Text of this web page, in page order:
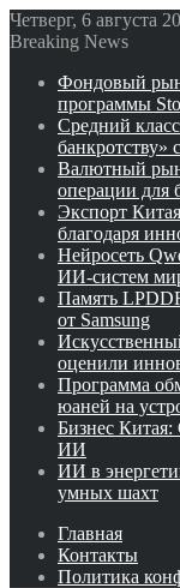
Четверг, 6 августа
Breaking News
Фондовый
программы
Средний
Валютный
операции для
Экспорт
благодаря
Нейросеть
ИИ-систем
Память
от Samsung
оценили
Программа
юаней на
Бизнес Китая:
ИИ
ИИ в
умных шахт
Главная
Контакты
Политика